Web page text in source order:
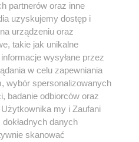
nie może być powielany i
w jakikolwiek sposób (w
na jakimkolwiek polu
z umieszczaniem w Internecie
Jakiekolwiek użycie lub
w części z naruszeniem prawa, tzn.
pod groźbą kary i może być ścigane
partnerów oraz inne
uzyskujemy dostęp i
urządzeniu oraz
takie jak unikalne
wysyłane przez
w celu zapewniania
wybór spersonalizowanych
badanie odbiorców oraz
Użytkownika my i Zaufani
danych
skanować